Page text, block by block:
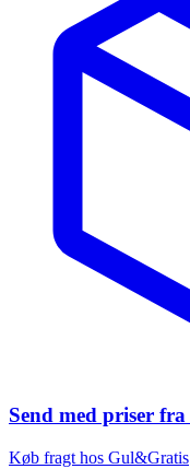
Send med priser fra
Køb fragt hos Gul&Gratis